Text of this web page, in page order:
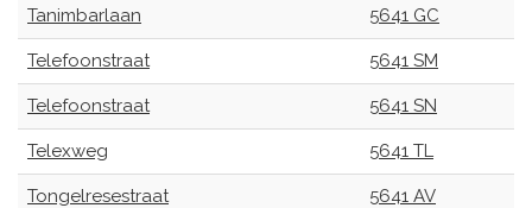
Tanimbarlaan 5641 GC
Telefoonstraat 5641 SM
Telefoonstraat 5641 SN
Telexweg 5641 TL
Tongelresestraat 5641 AV